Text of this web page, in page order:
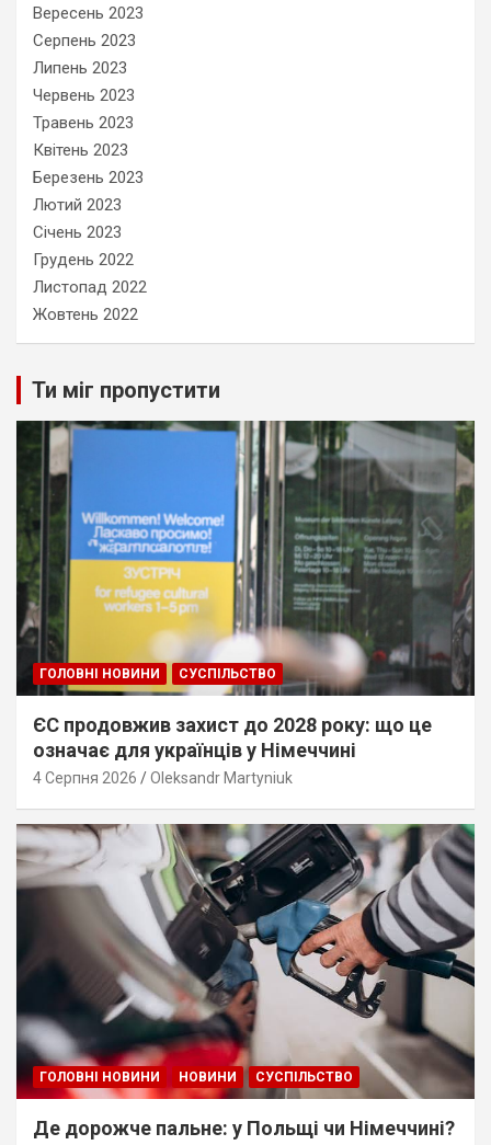
Вересень 2023
Серпень 2023
Липень 2023
Червень 2023
Травень 2023
Квітень 2023
Березень 2023
Лютий 2023
Січень 2023
Грудень 2022
Листопад 2022
Жовтень 2022
Ти міг пропустити
ГОЛОВНІ НОВИНИ СУСПІЛЬСТВО
ЄС продовжив захист до 2028 року: що це
означає для українців у Німеччині
4 Серпня 2026 Oleksandr Martyniuk
ГОЛОВНІ НОВИНИ НОВИНИ СУСПІЛЬСТВО
Де дорожче пальне: у Польщі чи Німеччині?